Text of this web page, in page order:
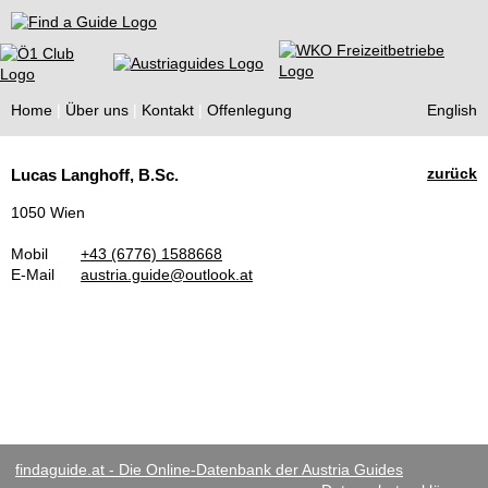
Find a Guide
Home Über uns Kontakt Offenlegung English
Guides
zurück
Lucas Langhoff, B.Sc.
1050 Wien
Mobil
+43 (6776) 1588668
E-Mail
austria.guide@outlook.at
findaguide.at - Die Online-Datenbank der Austria Guides